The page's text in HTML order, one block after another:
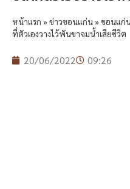
หน้าแรก »ข่าวขอนแก่น»ขอนแก่
ที่ตัวเองวางไว้พันขาจมน้ำเสียชีวิต
20/06/2022 09:26